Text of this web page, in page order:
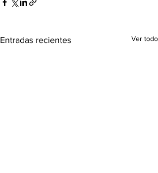
Entradas recientes Ver todo